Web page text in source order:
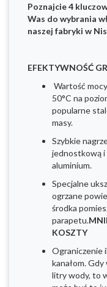
Poznajcie 4
Was do wybrania
naszej fabryki w
EFEKTYWNOŚĆ
Wartość
50°C na
popularne
masy.
Szybkie
jednostkową i
aluminium.
Specjalne
ogrzane
środka
parapetu.
KOSZTY
Ograniczenie
kanałom.
litry wody, to